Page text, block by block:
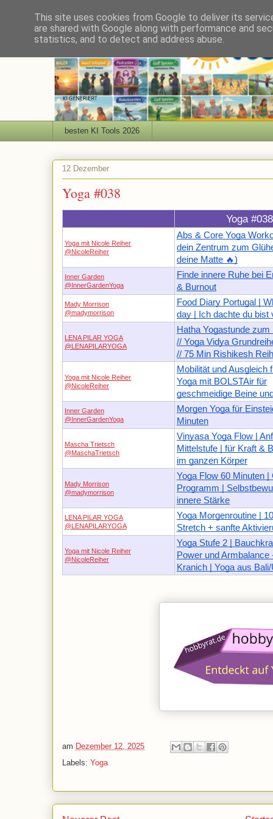
besten KI Tools 2026
12 Dezember
Yoga #038
Yoga #038
Yoga mit Nicole Reiher
@NicoleReiher
Abs & Core Yoga
dein Zentrum zum
deine Matte 🔥)
Inner Garden
@InnerGardenYoga
Finde innere Ruhe bei
& Burnout
Mady Morrison
@madymorrison
Food Diary Portugal |
day | Ich dachte du bist
LENA PILAR YOGA
@LENAPILARYOGA
Hatha Yogastunde
// Yoga Vidya
// 75 Min Rishikesh
Yoga mit Nicole Reiher
@NicoleReiher
Mobilität und Ausgleich
Yoga mit BOLSTAir für
geschmeidige Beine
Inner Garden
@InnerGardenYoga
Morgen Yoga für
Minuten
Mascha Trietsch
@MaschaTrietsch
Vinyasa Yoga Flow |
Mittelstufe | für Kraft &
im ganzen Körper
Mady Morrison
@madymorrison
Yoga Flow 60 Minuten |
Programm |
innere Stärke
LENA PILAR YOGA
@LENAPILARYOGA
Yoga Morgenroutine |
Stretch + sanfte
Yoga mit Nicole Reiher
@NicoleReiher
Yoga Stufe 2 |
Power und Armbalance
Kranich | Yoga aus
am Dezember 12, 2025
Labels: Yoga
This site uses cookies from Google to deliver its
are shared with Google along with performance and
statistics, and to detect and address abuse.